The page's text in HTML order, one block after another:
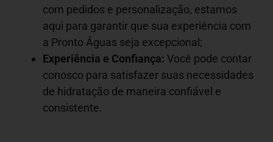
com pedidos e personalização, estamos
aqui para garantir que sua experiência com
a Pronto Águas seja excepcional;
Experiência e Confiança: Você pode contar
conosco para satisfazer suas necessidades
de hidratação de maneira confiável e
consistente.